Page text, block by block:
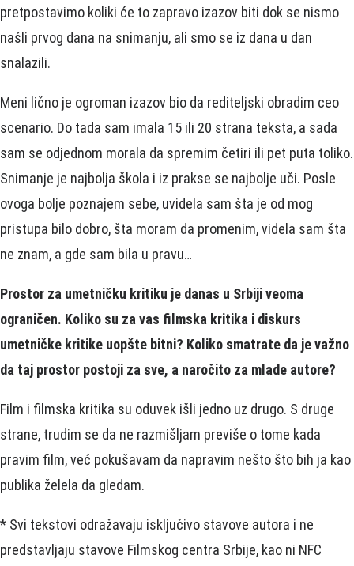
pretpostavimo koliki će to zapravo izazov biti dok se nismo
našli prvog dana na snimanju, ali smo se iz dana u dan
snalazili.
Meni lično je ogroman izazov bio da rediteljski obradim ceo
scenario. Do tada sam imala 15 ili 20 strana teksta, a sada
sam se odjednom morala da spremim četiri ili pet puta toliko.
Snimanje je najbolja škola i iz prakse se najbolje uči. Posle
ovoga bolje poznajem sebe, uvidela sam šta je od mog
pristupa bilo dobro, šta moram da promenim, videla sam šta
ne znam, a gde sam bila u pravu…
Prostor za umetničku kritiku je danas u Srbiji veoma
ograničen. Koliko su za vas filmska kritika i diskurs
umetničke kritike uopšte bitni? Koliko smatrate da je važno
da taj prostor postoji za sve, a naročito za mlade autore?
Film i filmska kritika su oduvek išli jedno uz drugo. S druge
strane, trudim se da ne razmišljam previše o tome kada
pravim film, već pokušavam da napravim nešto što bih ja kao
publika želela da gledam.
* Svi tekstovi odražavaju isključivo stavove autora i ne
predstavljaju stavove Filmskog centra Srbije, kao ni NFC